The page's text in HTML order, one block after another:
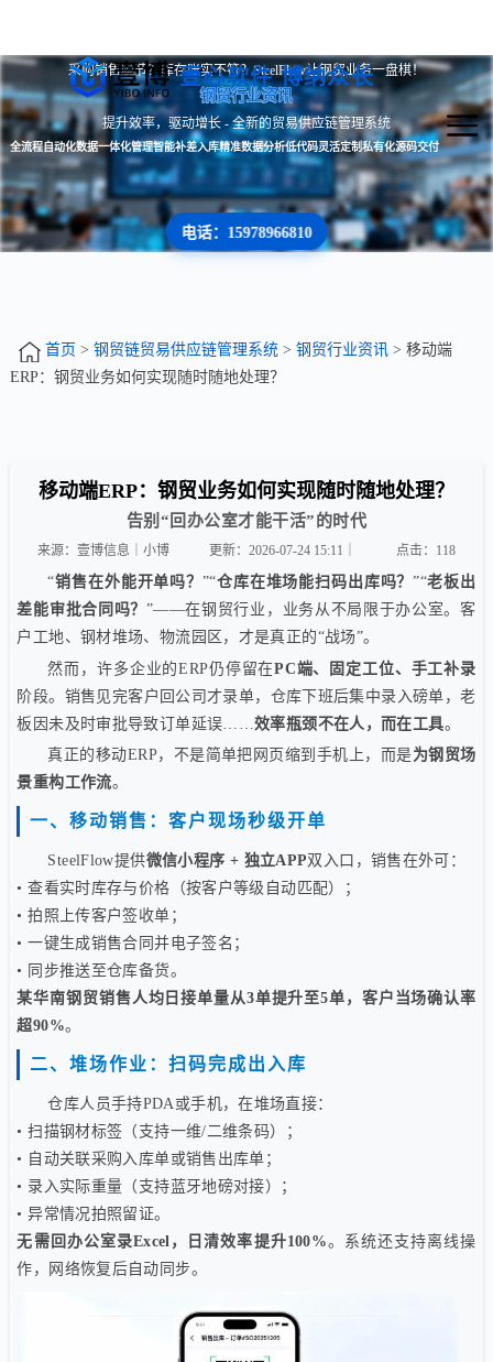
壹心软件 博纳众长
采购销售脱节？库存账实不符？SteelFlow让钢贸业务一盘棋！
钢贸行业资讯
提升效率，驱动增长 - 全新的贸易供应链管理系统
全流程自动化数据一体化管理智能补差入库精准数据分析低代码灵活定制私有化源码交付
电话：15978966810
首页 > 钢贸链贸易供应链管理系统> 钢贸行业资讯> 移动端
ERP：钢贸业务如何实现随时随地处理？
移动端ERP：钢贸业务如何实现随时随地处理？
告别“回办公室才能干活”的时代
来源：壹博信息｜小博 更新：2026-07-24 15:11｜ 点击： 118
“销售在外能开单吗？ ”“仓库在堆场能扫码出库吗？”“老板出
差能审批合同吗？ ”——在钢贸行业，业务从不局限于办公室。客
户工地、钢材堆场、物流园区，才是真正的“战场”。
然而，许多企业的ERP仍停留在PC端、固定工位、手工补录
阶段。销售见完客户回公司才录单，仓库下班后集中录入磅单，老
板因未及时审批导致订单延误……效率瓶颈不在人，而在工具。
真正的移动ERP，不是简单把网页缩到手机上，而是为钢贸场
景重构工作流。
一、移动销售：客户现场秒级开单
SteelFlow提供微信小程序 + 独立APP双入口，销售在外可：
• 查看实时库存与价格（按客户等级自动匹配）；
• 拍照上传客户签收单；
• 一键生成销售合同并电子签名；
• 同步推送至仓库备货。
某华南钢贸销售人均日接单量从3单提升至5单，客户当场确认率
超90%。
二、堆场作业：扫码完成出入库
仓库人员手持PDA或手机，在堆场直接：
• 扫描钢材标签（支持一维/二维条码）；
• 自动关联采购入库单或销售出库单；
• 录入实际重量（支持蓝牙地磅对接）；
• 异常情况拍照留证。
无需回办公室录Excel，日清效率提升100%。系统还支持离线操
作，网络恢复后自动同步。